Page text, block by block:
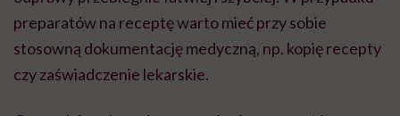
preparatów na receptę warto mieć przy sobie
stosowną dokumentację medyczną, np. kopię recepty
czy zaświadczenie lekarskie.